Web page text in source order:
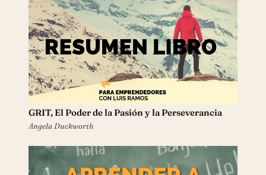
GRIT, El Poder de la Pasión y la Perseverancia
Angela Duckworth